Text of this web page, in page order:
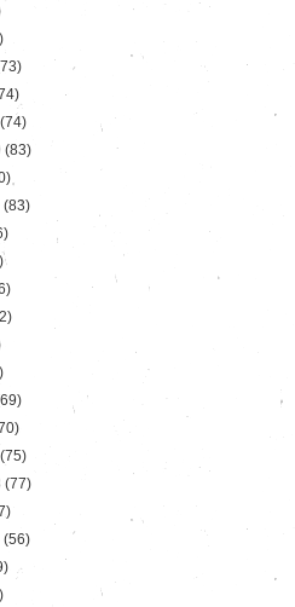
(74)
(83)
(83)
(75)
(77)
(56)